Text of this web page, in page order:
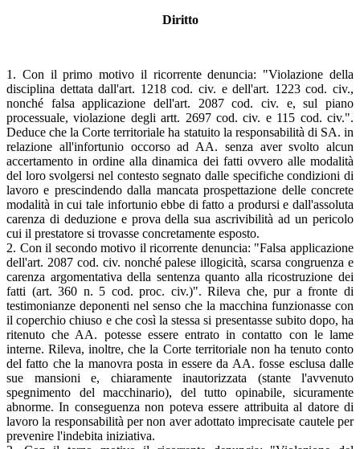
Diritto
1. Con il primo motivo il ricorrente denuncia: "Violazione della
disciplina dettata dall'art. 1218 cod. civ. e dell'art. 1223 cod. civ.,
nonché falsa applicazione dell'art. 2087 cod. civ. e, sul piano
processuale, violazione degli artt. 2697 cod. civ. e 115 cod. civ.".
Deduce che la Corte territoriale ha statuito la responsabilità di SA. in
relazione all'infortunio occorso ad AA. senza aver svolto alcun
accertamento in ordine alla dinamica dei fatti ovvero alle modalità
del loro svolgersi nel contesto segnato dalle specifiche condizioni di
lavoro e prescindendo dalla mancata prospettazione delle concrete
modalità in cui tale infortunio ebbe di fatto a prodursi e dall'assoluta
carenza di deduzione e prova della sua ascrivibilità ad un pericolo
cui il prestatore si trovasse concretamente esposto.
2. Con il secondo motivo il ricorrente denuncia: "Falsa applicazione
dell'art. 2087 cod. civ. nonché palese illogicità, scarsa congruenza e
carenza argomentativa della sentenza quanto alla ricostruzione dei
fatti (art. 360 n. 5 cod. proc. civ.)". Rileva che, pur a fronte di
testimonianze deponenti nel senso che la macchina funzionasse con
il coperchio chiuso e che così la stessa si presentasse subito dopo, ha
ritenuto che AA. potesse essere entrato in contatto con le lame
interne. Rileva, inoltre, che la Corte territoriale non ha tenuto conto
del fatto che la manovra posta in essere da AA. fosse esclusa dalle
sue mansioni e, chiaramente inautorizzata (stante l'avvenuto
spegnimento del macchinario), del tutto opinabile, sicuramente
abnorme. In conseguenza non poteva essere attribuita al datore di
lavoro la responsabilità per non aver adottato imprecisate cautele per
prevenire l'indebita iniziativa.